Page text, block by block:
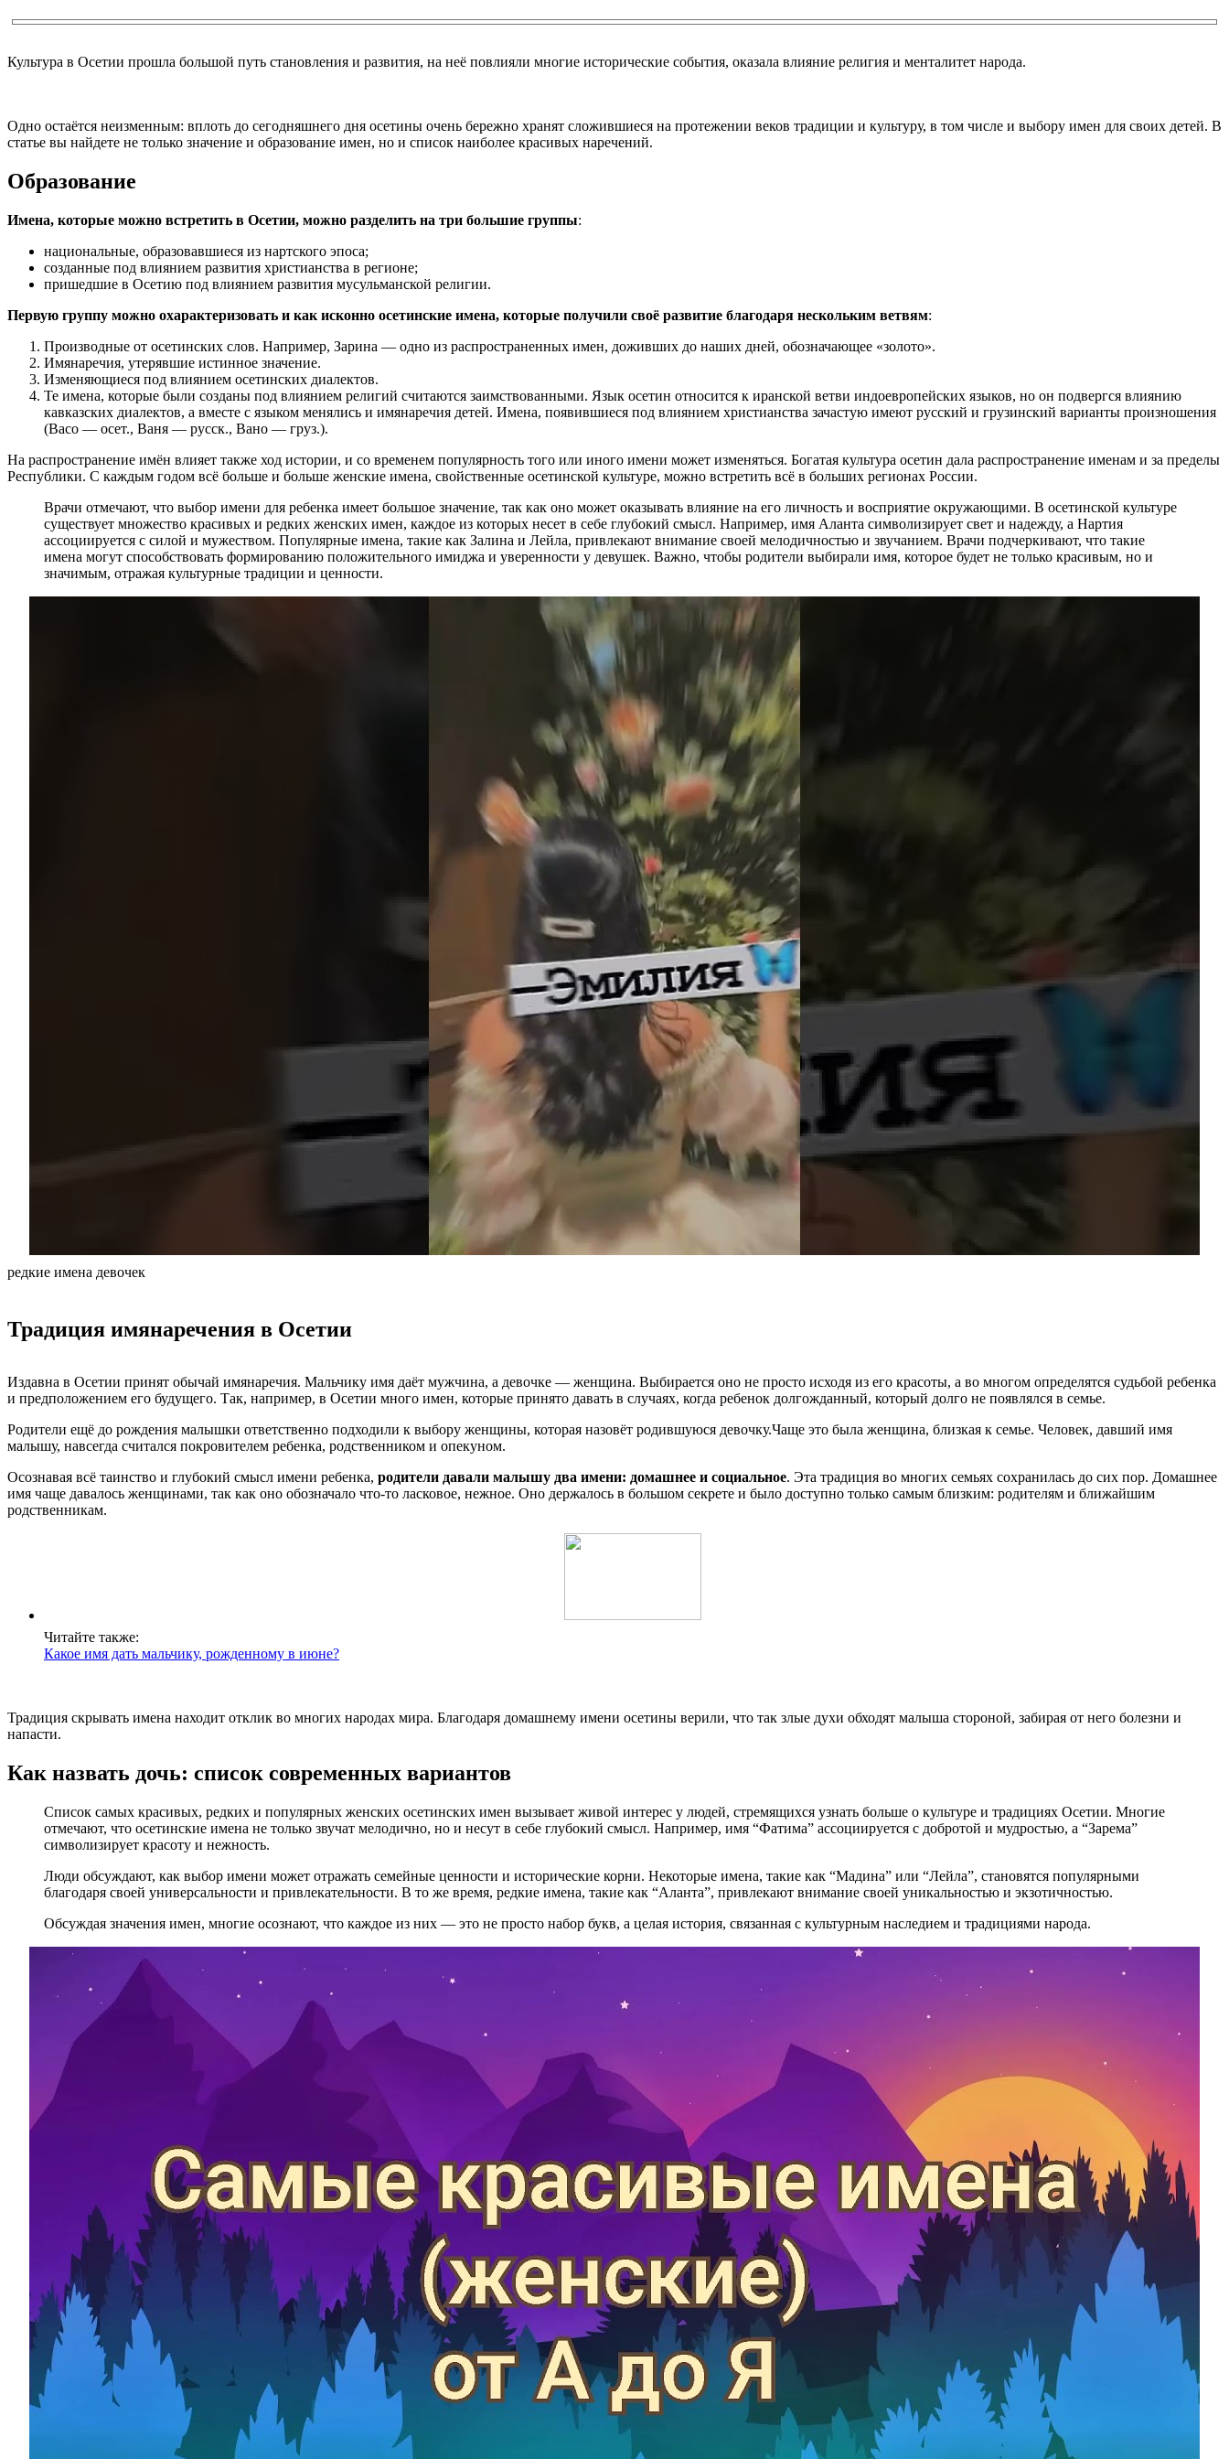
Культура в Осетии прошла большой путь становления и развития, на неё повлияли многие исторические события, оказала влияние религия и менталитет народа.
Одно остаётся неизменным: вплоть до сегодняшнего дня осетины очень бережно хранят сложившиеся на протежении веков традиции и культуру, в том числе и выбору имен для своих детей. В
статье вы найдете не только значение и образование имен, но и список наиболее красивых наречений.
Образование
Имена, которые можно встретить в Осетии, можно разделить на три большие группы:
национальные, образовавшиеся из нартского эпоса;
созданные под влиянием развития христианства в регионе;
пришедшие в Осетию под влиянием развития мусульманской религии.
Первую группу можно охарактеризовать и как исконно осетинские имена, которые получили своё развитие благодаря нескольким ветвям:
Производные от осетинских слов. Например, Зарина — одно из распространенных имен, доживших до наших дней, обозначающее «золото».
Имянаречия, утерявшие истинное значение.
Изменяющиеся под влиянием осетинских диалектов.
Те имена, которые были созданы под влиянием религий считаются заимствованными. Язык осетин относится к иранской ветви индоевропейских языков, но он подвергся влиянию
кавказских диалектов, а вместе с языком менялись и имянаречия детей. Имена, появившиеся под влиянием христианства зачастую имеют русский и грузинский варианты произношения
(Васо — осет., Ваня — русск., Вано — груз.).
На распространение имён влияет также ход истории, и со временем популярность того или иного имени может изменяться. Богатая культура осетин дала распространение именам и за пределы
Республики. С каждым годом всё больше и больше женские имена, свойственные осетинской культуре, можно встретить всё в больших регионах России.
Врачи отмечают, что выбор имени для ребенка имеет большое значение, так как оно может оказывать влияние на его личность и восприятие окружающими. В осетинской культуре
существует множество красивых и редких женских имен, каждое из которых несет в себе глубокий смысл. Например, имя Аланта символизирует свет и надежду, а Нартия
ассоциируется с силой и мужеством. Популярные имена, такие как Залина и Лейла, привлекают внимание своей мелодичностью и звучанием. Врачи подчеркивают, что такие
имена могут способствовать формированию положительного имиджа и уверенности у девушек. Важно, чтобы родители выбирали имя, которое будет не только красивым, но и
значимым, отражая культурные традиции и ценности.
редкие имена девочек
Традиция имянаречения в Осетии
Издавна в Осетии принят обычай имянаречия. Мальчику имя даёт мужчина, а девочке — женщина. Выбирается оно не просто исходя из его красоты, а во многом определятся судьбой ребенка
и предположением его будущего. Так, например, в Осетии много имен, которые принято давать в случаях, когда ребенок долгожданный, который долго не появлялся в семье.
Родители ещё до рождения малышки ответственно подходили к выбору женщины, которая назовёт родившуюся девочку.Чаще это была женщина, близкая к семье. Человек, давший имя
малышу, навсегда считался покровителем ребенка, родственником и опекуном.
Осознавая всё таинство и глубокий смысл имени ребенка, родители давали малышу два имени: домашнее и социальное. Эта традиция во многих семьях сохранилась до сих пор. Домашнее
имя чаще давалось женщинами, так как оно обозначало что-то ласковое, нежное. Оно держалось в большом секрете и было доступно только самым близким: родителям и ближайшим
родственникам.
Читайте также:
Какое имя дать мальчику, рожденному в июне?
Традиция скрывать имена находит отклик во многих народах мира. Благодаря домашнему имени осетины верили, что так злые духи обходят малыша стороной, забирая от него болезни и
напасти.
Как назвать дочь: список современных вариантов
Список самых красивых, редких и популярных женских осетинских имен вызывает живой интерес у людей, стремящихся узнать больше о культуре и традициях Осетии. Многие
отмечают, что осетинские имена не только звучат мелодично, но и несут в себе глубокий смысл. Например, имя “Фатима” ассоциируется с добротой и мудростью, а “Зарема”
символизирует красоту и нежность.
Люди обсуждают, как выбор имени может отражать семейные ценности и исторические корни. Некоторые имена, такие как “Мадина” или “Лейла”, становятся популярными
благодаря своей универсальности и привлекательности. В то же время, редкие имена, такие как “Аланта”, привлекают внимание своей уникальностью и экзотичностью.
Обсуждая значения имен, многие осознают, что каждое из них — это не просто набор букв, а целая история, связанная с культурным наследием и традициями народа.